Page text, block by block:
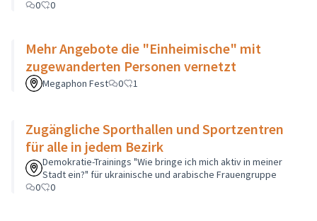
0
0
Mehr Angebote die "Einheimische" mit
zugewanderten Personen vernetzt
Megaphon Fest 0 1
Zugängliche Sporthallen und Sportzentren
für alle in jedem Bezirk
Demokratie-Trainings "Wie bringe ich mich aktiv in meiner
Stadt ein?" für ukrainische und arabische Frauengruppe
0
0